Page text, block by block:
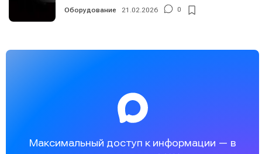
Оборудование 21.02.2026 0
Максимальный доступ к информации — в